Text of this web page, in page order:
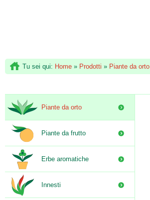
Tu sei qui: Home » Prodotti » Piante da orto
Piante da orto
Piante da frutto
Erbe aromatiche
Innesti